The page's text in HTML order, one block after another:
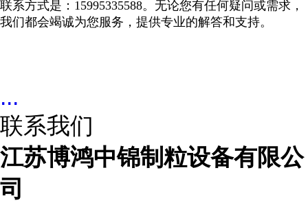
联系方式是： 15995335588。无论您有任何疑问或需求，
我们都会竭诚为您服务，提供专业的解答和支持。
...
联系我们
江苏博鸿中锦制粒设备有限公
司